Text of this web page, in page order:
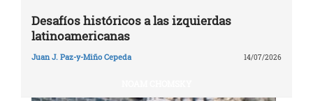
Desafíos históricos a las izquierdas
latinoamericanas
Juan J. Paz-y-Miño Cepeda 14/07/2026